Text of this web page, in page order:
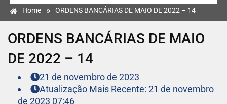
Home » ORDENS BANCÁRIAS DE MAIO DE 2022 – 14
ORDENS BANCÁRIAS DE MAIO
DE 2022 – 14
21 de novembro de 2023
Atualização Mais Recente: 21 de novembro
de 2023 07:46